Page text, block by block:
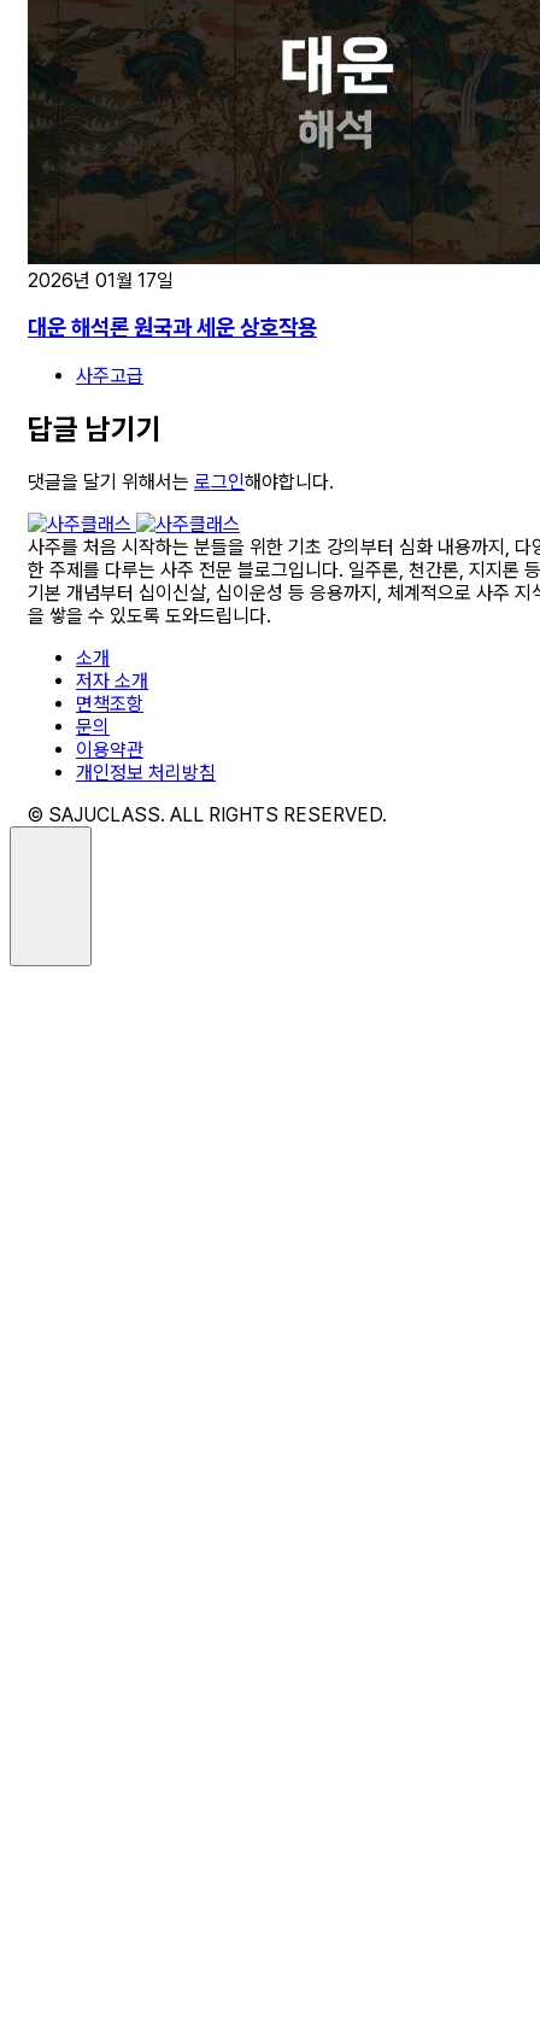
2026년 01월 17일
대운 해석론 원국과 세운 상호작용
사주고급
답글 남기기
댓글을 달기 위해서는 로그인해야합니다.
사주를 처음 시작하는 분들을 위한 기초 강의부터 심화 내용까지, 다
한 주제를 다루는 사주 전문 블로그입니다. 일주론, 천간론, 지지론 등
기본 개념부터 십이신살, 십이운성 등 응용까지, 체계적으로 사주 지
을 쌓을 수 있도록 도와드립니다.
소개
저자 소개
면책조항
문의
이용약관
개인정보 처리방침
© SAJUCLASS. ALL RIGHTS RESERVED.